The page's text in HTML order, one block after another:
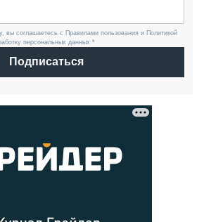
вы соглашаетесь с Правилами пользования и Политикой
персональных данных *
Подписаться